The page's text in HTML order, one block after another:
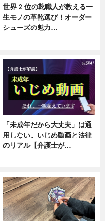
世界 2 位の靴職人が教える一
生モノの革靴選び！オーダー
シューズの魅力…
「未成年だから大丈夫」は通
用しない。いじめ動画と法律
のリアル【弁護士が…